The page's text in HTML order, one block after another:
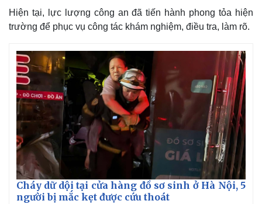
Thế giới
Quan sát
Hồ sơ
Multimedia
Video
E-Magazine
Hiện tại, lực lượng công an đã tiến hành phong tỏa hiện
trường để phục vụ công tác khám nghiệm, điều tra, làm rõ.
Cháy dữ dội tại cửa hàng đồ sơ sinh ở Hà Nội, 5
người bị mắc kẹt được cứu thoát